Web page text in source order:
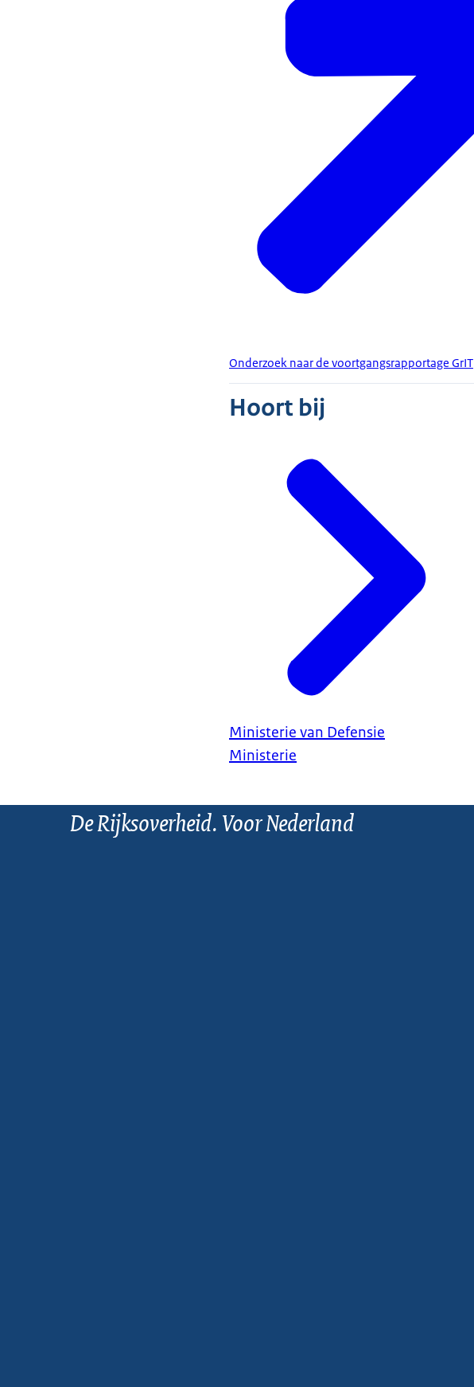
Onderzoek naar de voortgangsrapportage GrIT
Hoort bij
Ministerie van Defensie
Ministerie
De Rijksoverheid. Voor Nederland